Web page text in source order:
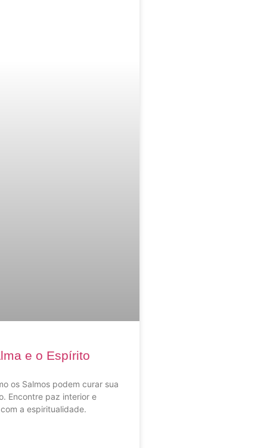
e o Espírito
os Salmos podem curar sua
Encontre paz interior e
a espiritualidade.